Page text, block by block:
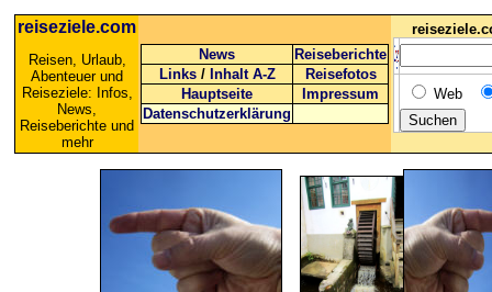
reiseziele.com
Reisen, Urlaub,
Abenteuer und
Reiseziele: Infos,
News,
Reiseberichte und
mehr
News
Reiseberichte
Links / Inhalt A-Z
Reisefotos
Hauptseite
Impressum
Datenschutzerklärung
Web